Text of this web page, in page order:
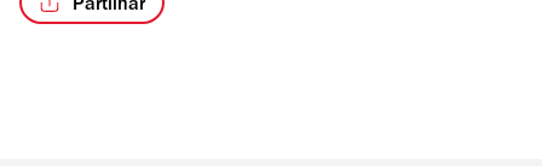
Partilhar